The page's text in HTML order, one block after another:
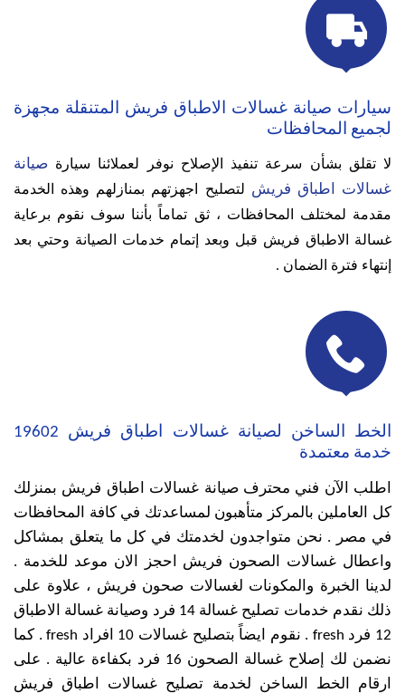

سيارات صيانة غسالات الاطباق فريش المتنقلة مجهزة
لجميع المحافظات
لا تقلق بشأن سرعة تنفيذ الإصلاح نوفر لعملائنا سيارة صيانة
غسالات اطباق فريش لتصليح اجهزتهم بمنازلهم وهذه الخدمة
مقدمة لمختلف المحافظات ،ثق تماماً بأننا سوف نقوم برعاية
غسالة الاطباق فريش قبل وبعد إتمام خدمات الصيانة وحتي بعد
إنتهاء فترة الضمان .

الخط الساخن لصيانة غسالات اطباق فريش 19602
خدمة معتمدة
اطلب الآن فني محترف صيانة غسالات اطباق فريش بمنزلك
كل العاملين بالمركز متأهبون لمساعدتك في كافة المحافظات
في مصر . نحن متواجدون لخدمتك في كل ما يتعلق بمشاكل
واعطال غسالات الصحون فريش احجز الان موعد للخدمة .
لدينا الخبرة والمكونات لغسالات صحون فريش ، علاوة على
ذلك نقدم خدمات تصليح غسالة 14 فرد وصيانة غسالة الاطباق
12 فرد fresh . نقوم ايضاً بتصليح غسالات 10 افراد fresh . كما
نضمن لك إصلاح غسالة الصحون 16 فرد بكفاءة عالية . على
ارقام الخط الساخن لخدمة تصليح غسالات اطباق فريش